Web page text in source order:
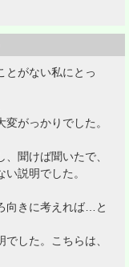
とがない私にとっ
がっかりでした。
聞けば聞いたで、
説明でした。
向きに考えれば…と
した。こちらは、